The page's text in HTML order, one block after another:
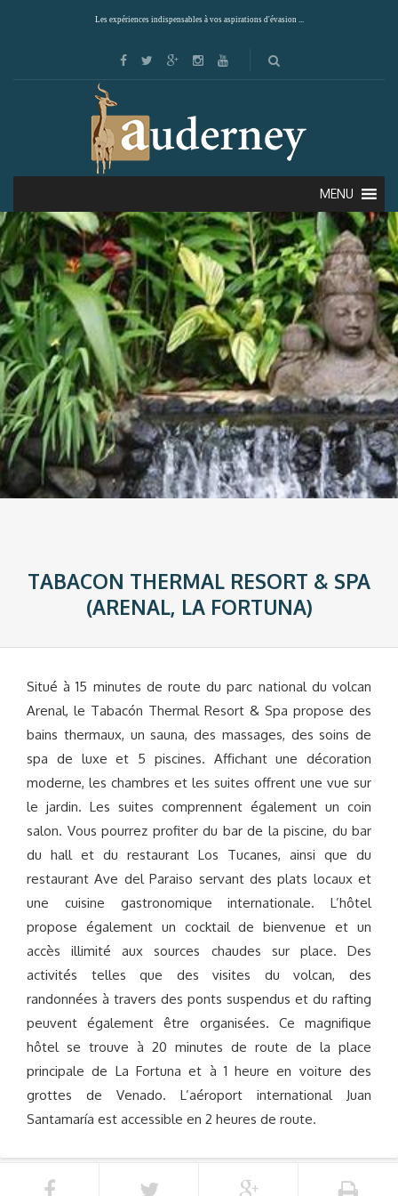
Les expériences indispensables à vos aspirations d'évasion ...
MENU
TABACON THERMAL RESORT & SPA
(ARENAL, LA FORTUNA)
Situé à 15 minutes de route du parc national du volcan
Arenal, le Tabacón Thermal Resort & Spa propose des
bains thermaux, un sauna, des massages, des soins de
spa de luxe et 5 piscines. Affichant une décoration
moderne, les chambres et les suites offrent une vue sur
le jardin. Les suites comprennent également un coin
salon. Vous pourrez profiter du bar de la piscine, du bar
du hall et du restaurant Los Tucanes, ainsi que du
restaurant Ave del Paraiso servant des plats locaux et
une cuisine gastronomique internationale. L’hôtel
propose également un cocktail de bienvenue et un
accès illimité aux sources chaudes sur place. Des
activités telles que des visites du volcan, des
randonnées à travers des ponts suspendus et du rafting
peuvent également être organisées. Ce magnifique
hôtel se trouve à 20 minutes de route de la place
principale de La Fortuna et à 1 heure en voiture des
grottes de Venado. L’aéroport international Juan
Santamaría est accessible en 2 heures de route.